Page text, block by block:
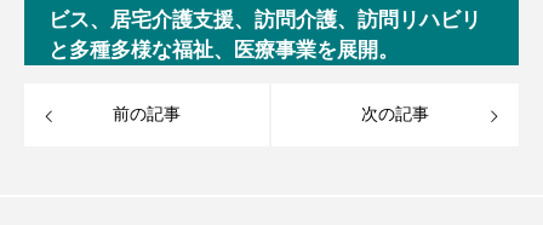
ビス、居宅介護支援、訪問介護、訪問リハビリ
と多種多様な福祉、医療事業を展開。
前の記事 次の記事